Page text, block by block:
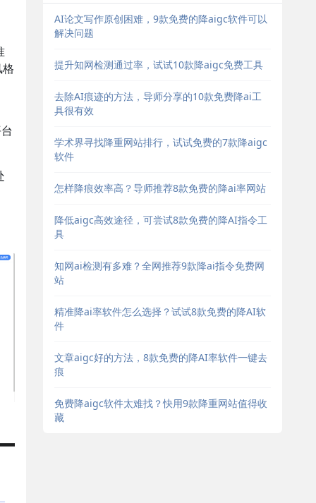
AI论文写作原创困难，9款免费的降aigc软件可以
解决问题
提升知网检测通过率，试试10款降aigc免费工具
去除AI痕迹的方法，导师分享的10款免费降ai工
具很有效
学术界寻找降重网站排行，试试免费的7款降aigc
软件
怎样降痕效率高？导师推荐8款免费的降ai率网站
降低aigc高效途径，可尝试8款免费的降AI指令工
具
知网ai检测有多难？全网推荐9款降ai指令免费网
站
精准降ai率软件怎么选择？试试8款免费的降AI软
件
文章aigc好的方法，8款免费的降AI率软件一键去
痕
免费降aigc软件太难找？快用9款降重网站值得收
藏